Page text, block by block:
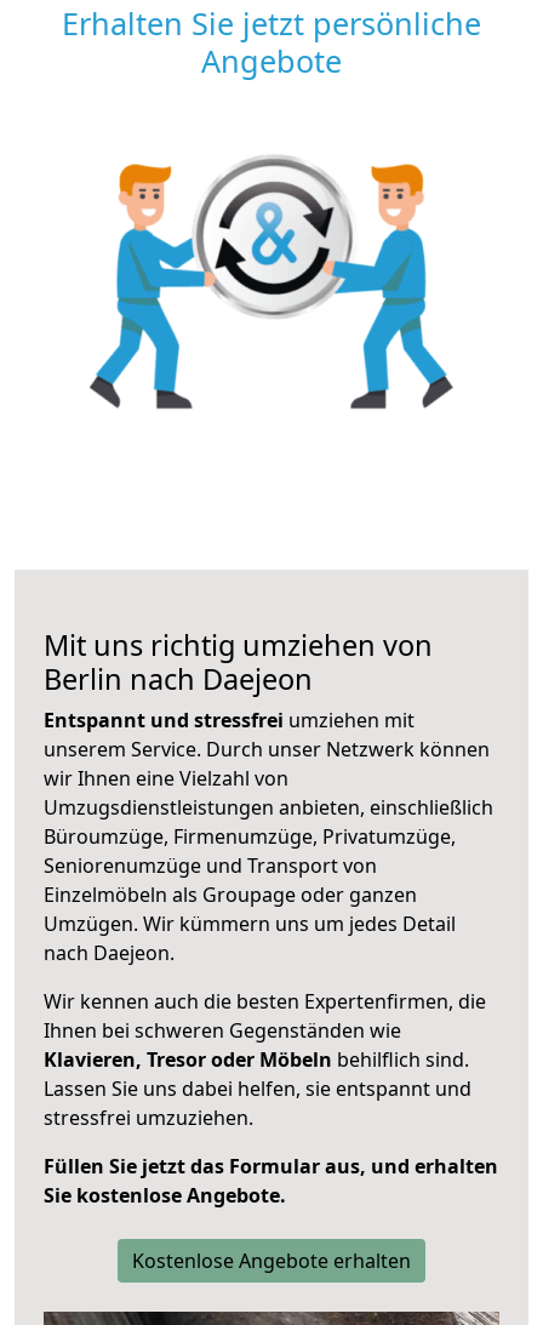
Erhalten Sie jetzt persönliche
Angebote
Mit uns richtig umziehen von
Berlin nach Daejeon
Entspannt und stressfrei umziehen mit
unserem Service. Durch unser Netzwerk können
wir Ihnen eine Vielzahl von
Umzugsdienstleistungen anbieten, einschließlich
Büroumzüge, Firmenumzüge, Privatumzüge,
Seniorenumzüge und Transport von
Einzelmöbeln als Groupage oder ganzen
Umzügen. Wir kümmern uns um jedes Detail
nach Daejeon.
Wir kennen auch die besten Expertenfirmen, die
Ihnen bei schweren Gegenständen wie
Klavieren, Tresor oder Möbeln behilflich sind.
Lassen Sie uns dabei helfen, sie entspannt und
stressfrei umzuziehen.
Füllen Sie jetzt das Formular aus, und erhalten
Sie kostenlose Angebote.
Kostenlose Angebote erhalten